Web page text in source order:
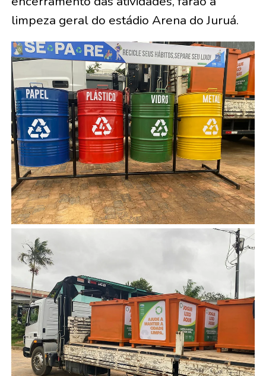
limpeza geral do estádio Arena do Juruá.